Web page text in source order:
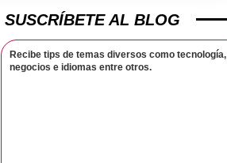
SUSCRÍBETE AL BLOG
Recibe tips de temas diversos como tecnología,
negocios e idiomas entre otros.